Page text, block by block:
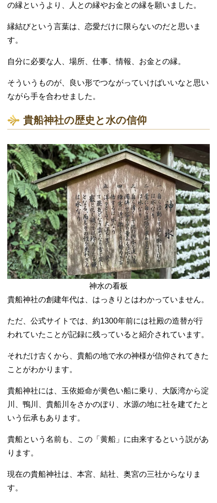
の縁というより、人との縁やお金との縁を願いました。
縁結びという言葉は、恋愛だけに限らないのだと思いま
す。
自分に必要な人、場所、仕事、情報、お金との縁。
そういうものが、良い形でつながっていけばいいなと思い
ながら手を合わせました。
貴船神社の歴史と水の信仰
神水の看板
貴船神社の創建年代は、はっきりとはわかっていません。
ただ、公式サイトでは、約1300年前には社殿の造替が行
われていたことが記録に残っていると紹介されています。
それだけ古くから、貴船の地で水の神様が信仰されてきた
ことがわかります。
貴船神社には、玉依姫命が黄色い船に乗り、大阪湾から淀
川、鴨川、貴船川をさかのぼり、水源の地に社を建てたと
いう伝承もあります。
貴船という名前も、この「黄船」に由来するという説があ
ります。
現在の貴船神社は、本宮、結社、奥宮の三社からなりま
す。